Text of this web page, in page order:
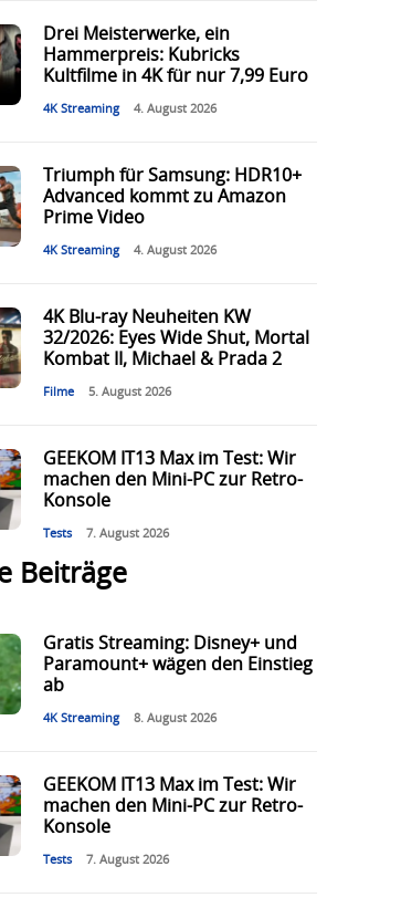
Drei Meisterwerke, ein
Hammerpreis: Kubricks
Kultfilme in 4K für nur 7,99 Euro
4K Streaming 4. August 2026
Triumph für Samsung: HDR10+
Advanced kommt zu Amazon
Prime Video
4K Streaming 4. August 2026
4K Blu-ray Neuheiten KW
32/2026: Eyes Wide Shut, Mortal
Kombat II, Michael & Prada 2
Filme 5. August 2026
GEEKOM IT13 Max im Test: Wir
machen den Mini-PC zur Retro-
Konsole
Tests 7. August 2026
Beiträge
Gratis Streaming: Disney+ und
Paramount+ wägen den Einstieg
ab
4K Streaming 8. August 2026
GEEKOM IT13 Max im Test: Wir
machen den Mini-PC zur Retro-
Konsole
Tests 7. August 2026